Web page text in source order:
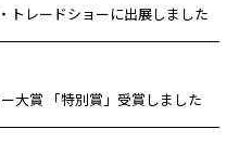
トレードショーに出展しました
大賞 「特別賞」受賞しました